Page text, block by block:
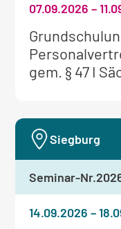
Weitere
zum
gem. § 47 I
07.09.2026–
14.09.2026–
Siegburg
Seminar-Nr.